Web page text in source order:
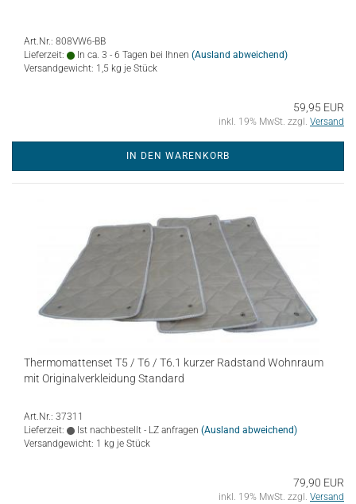
Art.Nr.: 808VW6-BB
Lieferzeit:
In ca. 3 - 6 Tagen bei Ihnen (Ausland abweichend)
Versandgewicht: 1,5 kg je Stück
59,95 EUR
inkl. 19% MwSt. zzgl. Versand
IN DEN WARENKORB
Thermomattenset T5 / T6 / T6.1 kurzer Radstand Wohnraum
mit Originalverkleidung Standard
Art.Nr.: 37311
Lieferzeit:
Ist nachbestellt - LZ anfragen (Ausland abweichend)
Versandgewicht: 1 kg je Stück
79,90 EUR
inkl. 19% MwSt. zzgl. Versand